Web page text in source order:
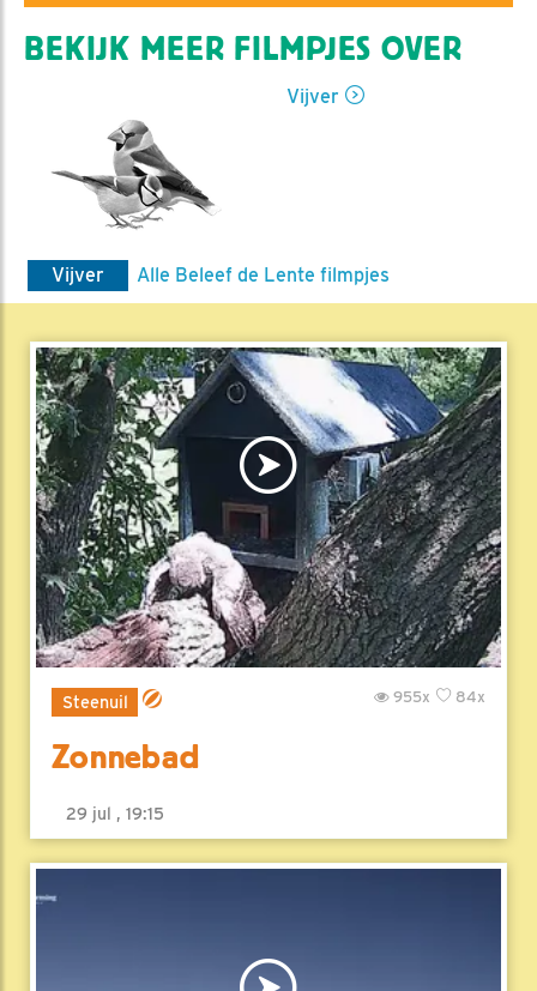
BEKIJK MEER FILMPJES OVER
Vijver
Vijver Alle Beleef de Lente filmpjes
Steenuil 84x
955x
Zonnebad
29 jul , 19:15